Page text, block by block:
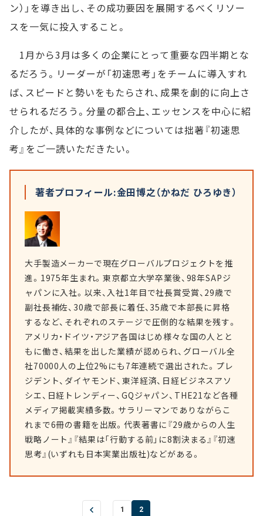
ン）」を導き出し、その成功要因を展開するべくリソー
スを一気に投入すること。
1月から3月は多くの企業にとって重要な四半期とな
るだろう。リーダーが「初速思考」をチームに導入すれ
ば、スピードと勢いをもたらされ、成果を劇的に向上さ
せられるだろう。分量の都合上、エッセンスを中心に紹
介したが、具体的な事例などについては拙著『初速思
考』をご一読いただきたい。
著者プロフィール:金田博之（かねだ ひろゆき）
大手製造メーカーで現在グローバルプロジェクトを推
進。1975年生まれ。東京都立大学卒業後、98年SAPジ
ャパンに入社。以来、入社1年目で社長賞受賞、29歳で
副社長補佐、30歳で部長に着任、35歳で本部長に昇格
するなど、それぞれのステージで圧倒的な結果を残す。
アメリカ・ドイツ・アジア各国はじめ様々な国の人とと
もに働き、結果を出した業績が認められ、グローバル全
社70000人の上位2%にも7年連続で選出された。プレ
ジデント、ダイヤモンド、東洋経済、日経ビジネスアソ
シエ、日経トレンディー、GQジャパン、THE21など各種
メディア掲載実績多数。サラリーマンでありながらこ
れまで6冊の書籍を出版。代表著書に『29歳からの人生
戦略ノート』『結果は「行動する前」に8割決まる』『初速
思考』(いずれも日本実業出版社)などがある。
1 2